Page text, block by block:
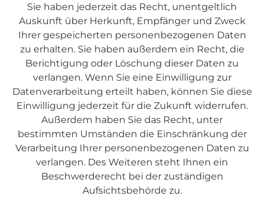
Sie haben jederzeit das Recht, unentgeltlich
Auskunft über Herkunft, Empfänger und Zweck
Ihrer gespeicherten personenbezogenen Daten
zu erhalten. Sie haben außerdem ein Recht, die
Berichtigung oder Löschung dieser Daten zu
verlangen. Wenn Sie eine Einwilligung zur
Datenverarbeitung erteilt haben, können Sie diese
Einwilligung jederzeit für die Zukunft widerrufen.
Außerdem haben Sie das Recht, unter
bestimmten Umständen die Einschränkung der
Verarbeitung Ihrer personenbezogenen Daten zu
verlangen. Des Weiteren steht Ihnen ein
Beschwerderecht bei der zuständigen
Aufsichtsbehörde zu.